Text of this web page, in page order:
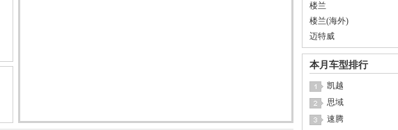
楼兰
楼兰(海外)
迈特威
本月车型排行
凯越
思域
速腾